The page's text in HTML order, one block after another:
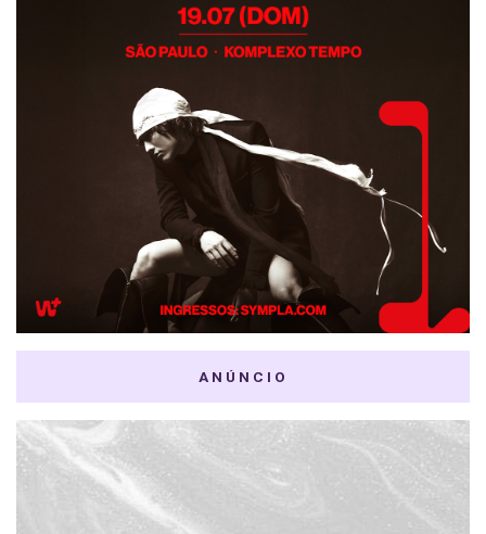
ANÚNCIO